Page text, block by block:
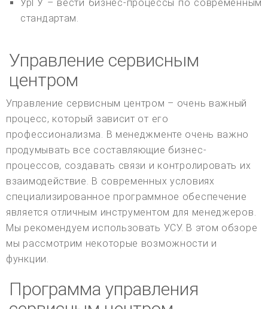
УрГУ – вести бизнес-процессы по современным
стандартам.
Управление сервисным
центром
Управление сервисным центром – очень важный
процесс, который зависит от его
профессионализма. В менеджменте очень важно
продумывать все составляющие бизнес-
процессов, создавать связи и контролировать их
взаимодействие. В современных условиях
специализированное программное обеспечение
является отличным инструментом для менеджеров.
Мы рекомендуем использовать УСУ. В этом обзоре
мы рассмотрим некоторые возможности и
функции.
Программа управления